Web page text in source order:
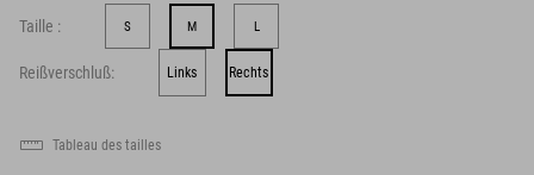
Taille : S M L
Reißverschluß: Links Rechts
Tableau des tailles